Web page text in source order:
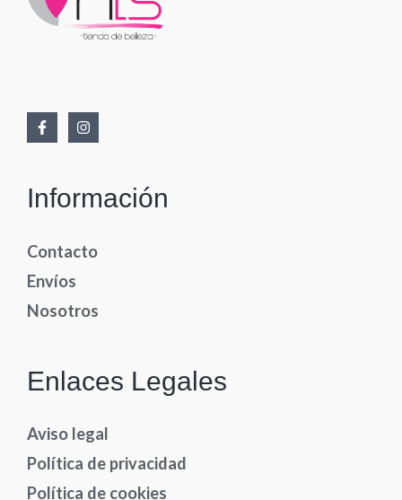
Información
Contacto
Envíos
Nosotros
Enlaces Legales
Aviso legal
Política de privacidad
Política de cookies